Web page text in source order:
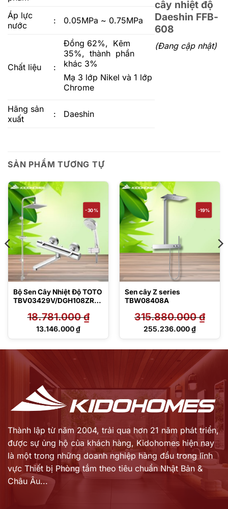
Áp lực
nước
: 0.05MPa ~ 0.75MPa
Chất liệu :
Đồng 62%, Kẽm
35%, thành phần
khác 3%
Mạ 3 lớp Nikel và 1 lớp
Chrome
Hãng sản
xuất
: Daeshin
cây nhiệt độ
Daeshin FFB-
608
(Đang cập nhật)
SẢN PHẨM TƯƠNG TỰ
-30%
Bộ Sen Cây Nhiệt Độ TOTO
TBV03429V/DGH108ZR/D
18.781.000₫
Giá
13.146.000₫
Giá
-19%
Sen cây Z series
TBW08408A
315.880.000₫
Giá
315.880.000 ₫.
255.236.000₫
Giá
255.236.000 ₫.
Thành lập từ năm 2004, trải qua hơn 21 năm phát triển,
được sự ủng hộ của khách hàng, Kidohomes hiện nay
là một trong những doanh nghiệp hàng đầu trong lĩnh
vực Thiết bị Phòng tắm theo tiêu chuẩn Nhật Bản &
Châu Âu...